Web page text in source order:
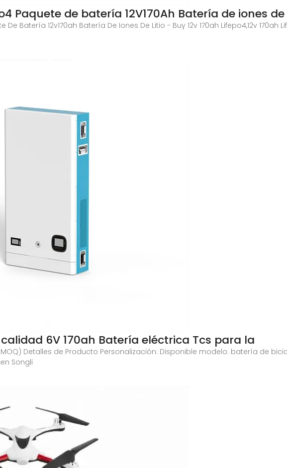
Paquete de batería 12V170Ah Batería de iones
De Batería 12v170ah Batería De Iones De Litio - Buy 12v 170ah Lifepo4,12v 170ah
6V 170ah Batería eléctrica Tcs para la
(MOQ) Detalles de Producto Personalización: Disponible modelo: batería de
Songli